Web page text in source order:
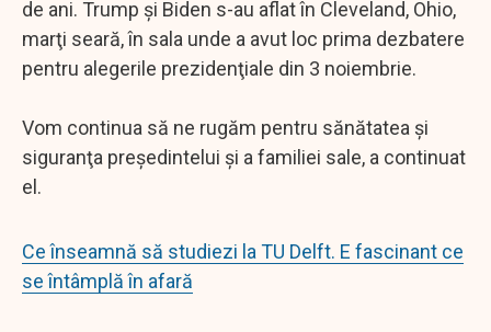
de ani. Trump şi Biden s-au aflat în Cleveland, Ohio,
marţi seară, în sala unde a avut loc prima dezbatere
pentru alegerile prezidenţiale din 3 noiembrie.
Vom continua să ne rugăm pentru sănătatea şi
siguranţa preşedintelui şi a familiei sale, a continuat
el.
Ce înseamnă să studiezi la TU Delft. E fascinant ce
se întâmplă în afară